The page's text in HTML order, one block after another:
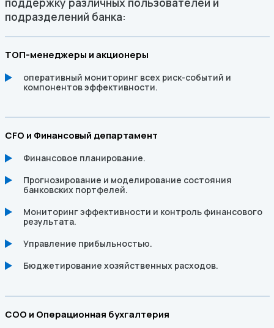
подразделений банка:
ТОП-менеджеры и акционеры
оперативный мониторинг всех риск-событий и
компонентов эффективности.
CFO и Финансовый департамент
Финансовое планирование.
Прогнозирование и моделирование состояния
банковских портфелей.
Мониторинг эффективности и контроль финансового
результата.
Управление прибыльностью.
Бюджетирование хозяйственных расходов.
COO и Операционная бухгалтерия